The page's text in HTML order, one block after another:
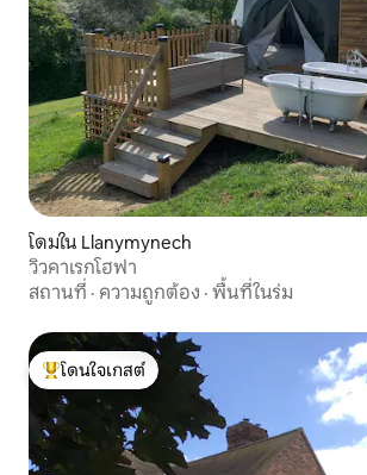
โดมใน Llanymynech
วิวคาเรกโฮฟา
สถานที่ · ความถูกต้อง · พื้นที่ในร่ม
โดนใจเกสต์ที่สุด
โดนใจเกสต์